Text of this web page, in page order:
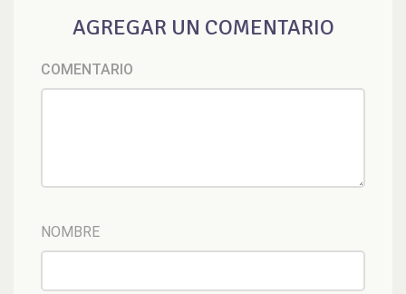
AGREGAR UN COMENTARIO
COMENTARIO
NOMBRE